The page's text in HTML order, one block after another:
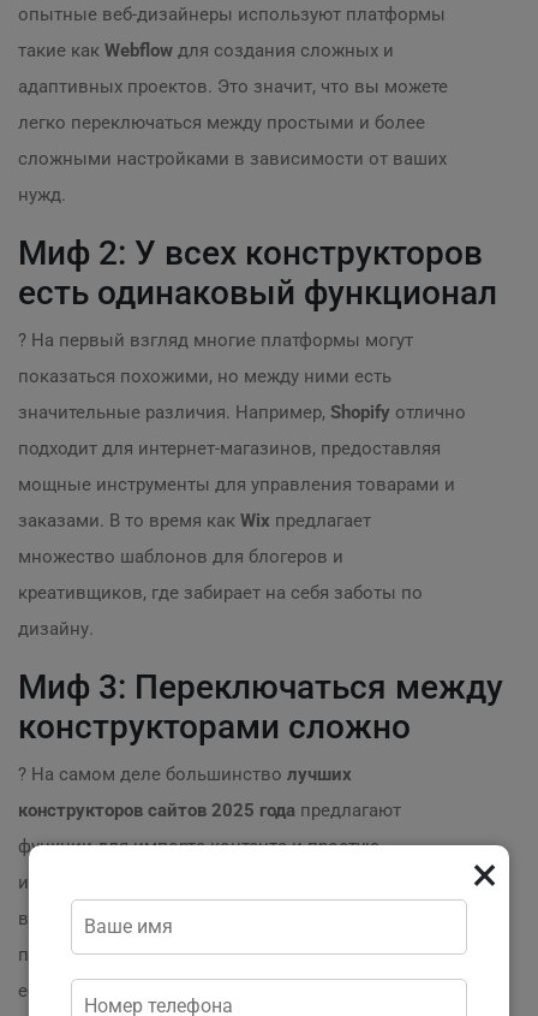
опытные веб-дизайнеры используют платформы
такие как Webflow для создания сложных и
адаптивных проектов. Это значит, что вы можете
легко переключаться между простыми и более
сложными настройками в зависимости от ваших
нужд.
Миф 2: У всех конструкторов
есть одинаковый функционал
? На первый взгляд многие платформы могут
показаться похожими, но между ними есть
значительные различия. Например, Shopify отлично
подходит для интернет-магазинов, предоставляя
мощные инструменты для управления товарами и
заказами. В то время как Wix предлагает
множество шаблонов для блогеров и
креативщиков, где забирает на себя заботы по
дизайну.
Миф 3: Переключаться между
конструкторами сложно
? На самом деле большинство лучших
конструкторов сайтов 2025 года предлагают
функции для импорта контента и простую
интеграцию с другими сервисами. Это значит, что
вы можете без особых затрат переключаться между
платформами, если это потребуется в будущем. И
если ваш первоначальный выбор оказался
×